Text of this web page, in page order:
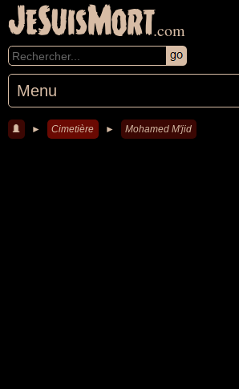
JeSuisMort.com
Menu
► Cimetière ► Mohamed M'jid